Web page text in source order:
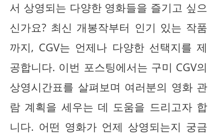
서 상영되는 다양한 영화들을 즐기고 싶으
신가요? 최신 개봉작부터 인기 있는 작품
까지, CGV는 언제나 다양한 선택지를 제
공합니다. 이번 포스팅에서는 구미 CGV의
상영시간표를 살펴보며 여러분의 영화 관
람 계획을 세우는 데 도움을 드리고자 합
니다. 어떤 영화가 언제 상영되는지 궁금